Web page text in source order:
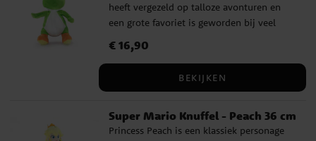
om zowel mee te spelen als in de kamer
te laten staan. Een charmant figuur dat
spelplezier en herkenning oproept. ✔️
Hoogte: 36 cm ✔️ Gemaakt van 100%
en grote Nintendo-fans
heeft vergezeld op talloze avonturen en
een grote favoriet is geworden bij veel
en vriendelijke uitdrukking is deze knuffel
Super Mario houdt. Deze knuffel is een
spelen als om hem als zachte en
decoratieve favoriet te hebben in de
Prijs: € 16,90
€ 16,90
BEKIJKEN
Super Mario Knuffel - Peach 36 cm
Princess Peach is een klassiek personage